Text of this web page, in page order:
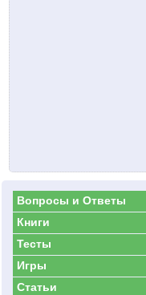
Вопросы и Ответы
Книги
Тесты
Игры
Статьи